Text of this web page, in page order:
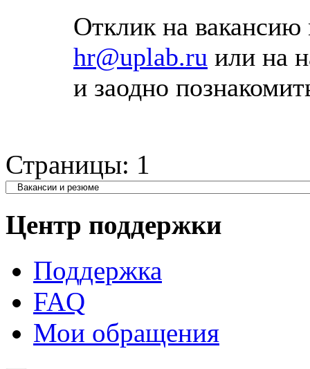
Отклик на
hr@uplab.ru или на
и заодно
Страницы: 1
Центр поддержки
Поддержка
FAQ
Мои обращения